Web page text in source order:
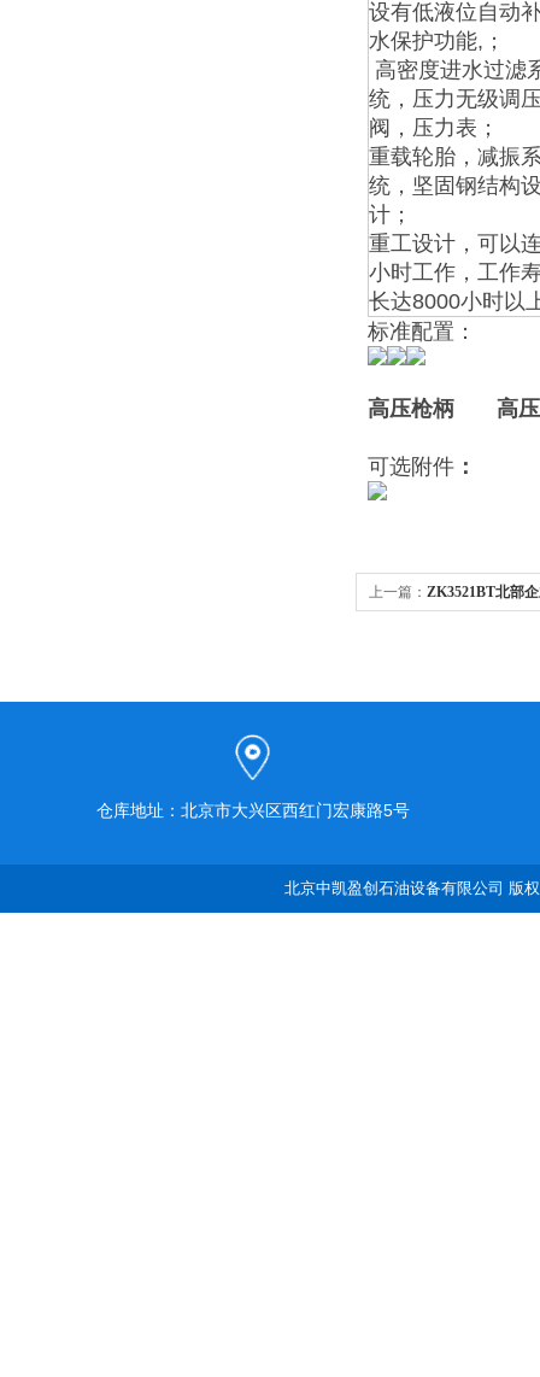
设有低液位自动
水保护功能,；
高密度进水过滤
统，压力无级调
阀，压力表；
重载轮胎，减振
统，坚固钢结构
计；
重工设计，可以
小时工作，工作
长达8000小时以
标准配置：
高压枪柄 高
可选附件 ：
上一篇： ZK3521BT北部
仓库地址：北京市大兴区西红门宏康路5号
北京中凯盈创石油设备有限公司 版